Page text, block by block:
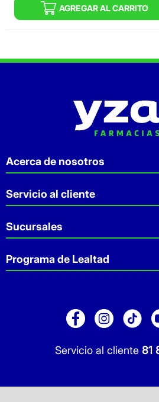
AGREGAR AL CARRITO
Servicio al cliente 81
Acerca de nosotros
Quiénes somos
Sostenibilidad
Aviso de privacidad
Servicio al cliente
Preguntas Frecuentes
Contacto
Facturación
Sucursales
Sucursales
Servicio a Domicilio
Pago de Servicios
Programa de Lealtad
Folleto Promocional
Sitio Dermocosmética